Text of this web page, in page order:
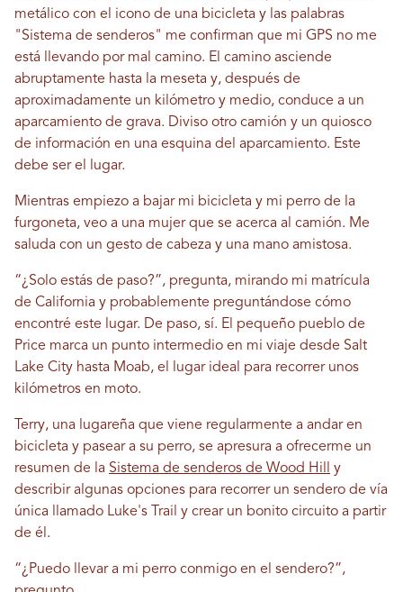
metálico con el icono de una bicicleta y las palabras
"Sistema de senderos" me confirman que mi GPS no me
está llevando por mal camino. El camino asciende
abruptamente hasta la meseta y, después de
aproximadamente un kilómetro y medio, conduce a un
aparcamiento de grava. Diviso otro camión y un quiosco
de información en una esquina del aparcamiento. Este
debe ser el lugar.
Mientras empiezo a bajar mi bicicleta y mi perro de la
furgoneta, veo a una mujer que se acerca al camión. Me
saluda con un gesto de cabeza y una mano amistosa.
“¿Solo estás de paso?”, pregunta, mirando mi matrícula
de California y probablemente preguntándose cómo
encontré este lugar. De paso, sí. El pequeño pueblo de
Price marca un punto intermedio en mi viaje desde Salt
Lake City hasta Moab, el lugar ideal para recorrer unos
kilómetros en moto.
Terry, una lugareña que viene regularmente a andar en
bicicleta y pasear a su perro, se apresura a ofrecerme un
resumen de la Sistema de senderos de Wood Hill y
describir algunas opciones para recorrer un sendero de vía
única llamado Luke's Trail y crear un bonito circuito a partir
de él.
“¿Puedo llevar a mi perro conmigo en el sendero?”,